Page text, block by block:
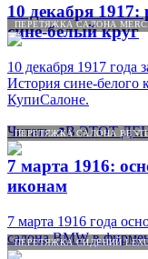
ПЕРЕТЯЖКА САЛОНА
ПЕРЕТЯЖКА СИДЕНИЙ
10 декабря
сине-белый круг
10 декабря 1917 года
История сине-белого
КупиСалоне.
Читать↗В ЭТОТ
7 марта 1916:
иконам
7 марта 1916 года
салона BMW в